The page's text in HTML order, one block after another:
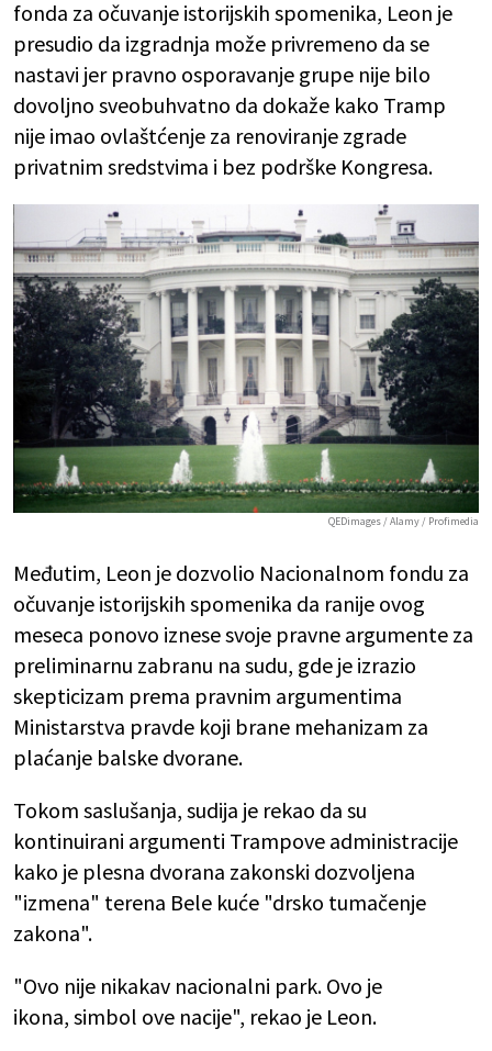
fonda za očuvanje istorijskih spomenika, Leon je
presudio da izgradnja može privremeno da se
nastavi jer pravno osporavanje grupe nije bilo
dovoljno sveobuhvatno da dokaže kako Tramp
nije imao ovlaštćenje za renoviranje zgrade
privatnim sredstvima i bez podrške Kongresa.
QEDimages / Alamy / Profimedia
Međutim, Leon je dozvolio Nacionalnom fondu za
očuvanje istorijskih spomenika da ranije ovog
meseca ponovo iznese svoje pravne argumente za
preliminarnu zabranu na sudu, gde je izrazio
skepticizam prema pravnim argumentima
Ministarstva pravde koji brane mehanizam za
plaćanje balske dvorane.
Tokom saslušanja, sudija je rekao da su
kontinuirani argumenti Trampove administracije
kako je plesna dvorana zakonski dozvoljena
"izmena" terena Bele kuće "drsko tumačenje
zakona".
"Ovo nije nikakav nacionalni park. Ovo je
ikona, simbol ove nacije", rekao je Leon.